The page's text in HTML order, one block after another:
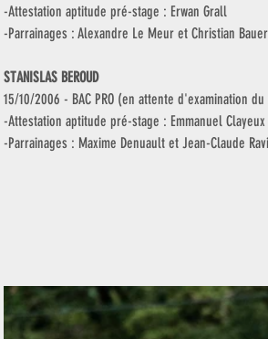
-Attestation aptitude pré-stage : Erwan Grall
-Parrainages : Alexandre Le Meur et Christian Bauer
STANISLAS BEROUD
15/10/2006 - BAC PRO (en attente d'examination
-Attestation aptitude pré-stage : Emmanuel Clayeux
-Parrainages : Maxime Denuault et Jean-Claude